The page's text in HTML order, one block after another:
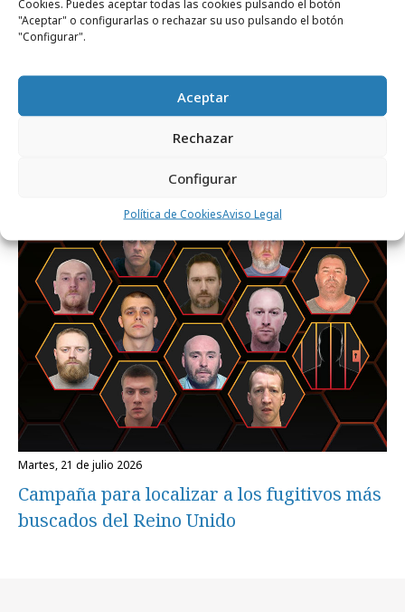
Cookies. Puedes aceptar todas las cookies pulsando el botón
"Aceptar" o configurarlas o rechazar su uso pulsando el botón
"Configurar".
Aceptar
Rechazar
Configurar
Política de CookiesAviso Legal
Dentsu España celebra su primer
hackathon con Google Cloud
Marcas y ESG
martes, 21 de julio 2026
Campaña para localizar a los fugitivos más
buscados del Reino Unido